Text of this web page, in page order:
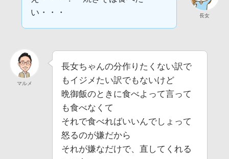
長女
い・・・
マルメ
長女ちゃんの分作りたくない訳で
もイジメたい訳でもないけど
晩御飯のときに食べよって言って
も食べなくて
それで食べればいいんでしょって
怒るのが嫌だから
それが嫌なだけで、直してくれる